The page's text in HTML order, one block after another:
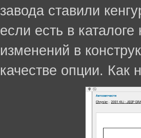
завода ставили
если есть в каталоге
изменений в
качестве опции. Как